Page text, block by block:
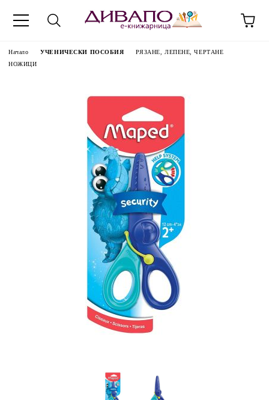
Начало УЧЕНИЧЕСКИ ПОСОБИЯ
РЯЗАНЕ, ЛЕПЕНЕ, ЧЕРТАНЕ
НОЖИЦИ